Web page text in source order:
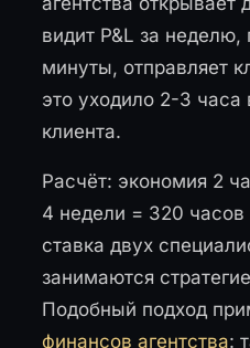
видит P&L за неделю,
минуты, отправляет
это уходило 2-3
клиента.
Расчёт: экономия 2
4 недели = 320
ставка двух
занимаются
Подобный подход
финансов агентства: